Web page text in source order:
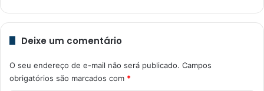
Deixe um comentário
O seu endereço de e-mail não será publicado. Campos
obrigatórios são marcados com *